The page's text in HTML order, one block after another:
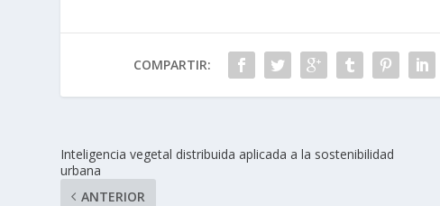
COMPARTIR:
Inteligencia vegetal distribuida aplicada a la sostenibilidad
urbana
ANTERIOR